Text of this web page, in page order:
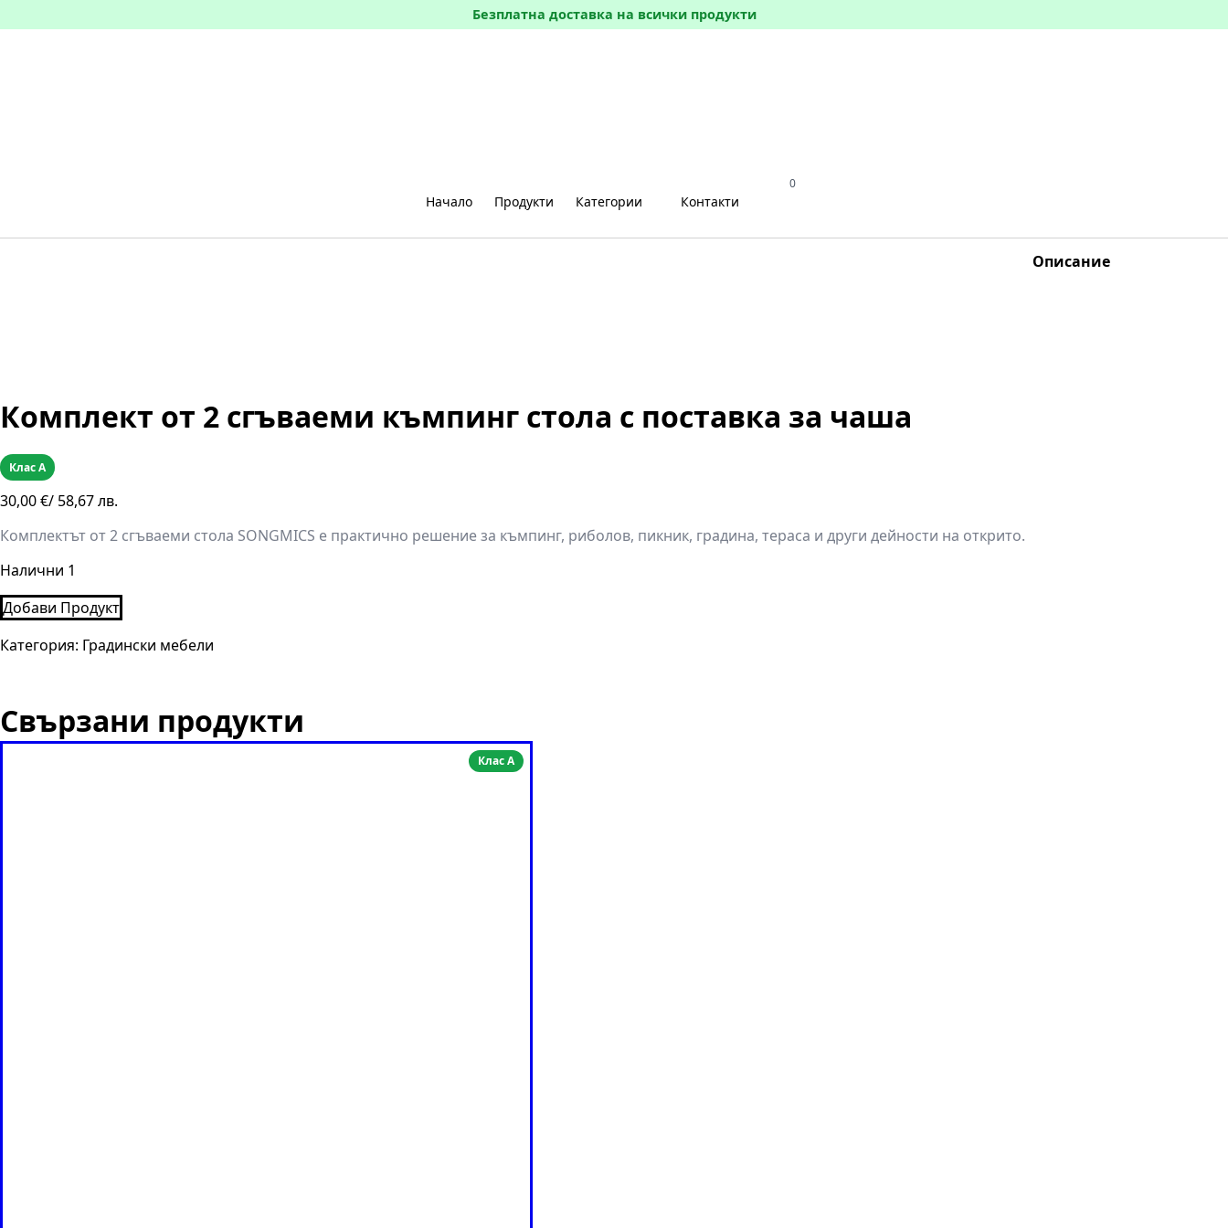
Безплатна доставка на всички продукти
Начало Продукти Категории Контакти
0
Комплект от 2 сгъваеми къмпинг стола с поставка за чаша
Клас A
30,00€/ 58,67 лв.
Комплектът от 2 сгъваеми стола SONGMICS е практично решение за къмпинг, риболов, пикник, градина, тераса и други дейности на открито.
Налични 1
Добави Продукт
Категория: Градински мебели
Описание
Свързани продукти
Клас A